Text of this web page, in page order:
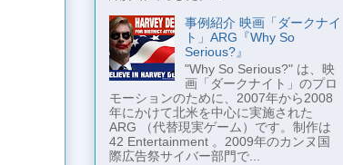
事例紹介 映画「ダークナイ
ト」ARG『Why So
Serious?』
"Why So Serious?" は、映
画「ダークナイト」のプロ
モーションのために、2007年から2008
年にかけて北米を中心に実施された
ARG （代替現実ゲーム）です。制作は
42 Entertainment 。2009年のカンヌ国
際広告祭サイバー部門で...